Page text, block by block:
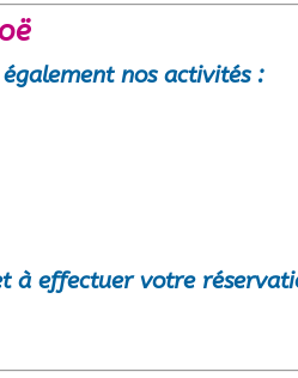
nos activités :
à effectuer votre